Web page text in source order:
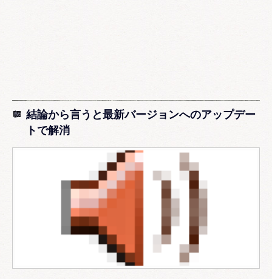
結論から言うと最新バージョンへのアップデー
トで解消